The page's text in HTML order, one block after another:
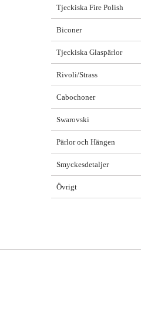
Tjeckiska Fire Polish
Biconer
Tjeckiska Glaspärlor
Rivoli/Strass
Cabochoner
Swarovski
Pärlor och Hängen
Smyckesdetaljer
Övrigt